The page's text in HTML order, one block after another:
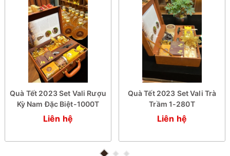
Quà Tết 2023 Set Vali Rượu
Kỳ Nam Đặc Biệt-1000T
Liên hệ
Quà Tết 2023 Set Vali Trà
Trầm 1-280T
Liên hệ